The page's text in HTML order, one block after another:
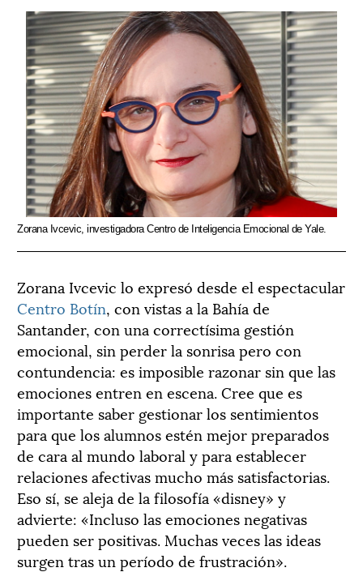
Zorana Ivcevic, investigadora Centro de Inteligencia Emocional de Yale.
Zorana Ivcevic lo expresó desde el espectacular
Centro Botín, con vistas a la Bahía de
Santander, con una correctísima gestión
emocional, sin perder la sonrisa pero con
contundencia: es imposible razonar sin que las
emociones entren en escena. Cree que es
importante saber gestionar los sentimientos
para que los alumnos estén mejor preparados
de cara al mundo laboral y para establecer
relaciones afectivas mucho más satisfactorias.
Eso sí, se aleja de la filosofía «disney» y
advierte: «Incluso las emociones negativas
pueden ser positivas. Muchas veces las ideas
surgen tras un período de frustración».